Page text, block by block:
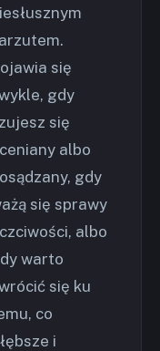
się
gdy
się
albo
gdy
się sprawy
albo
warto
się ku
co
i